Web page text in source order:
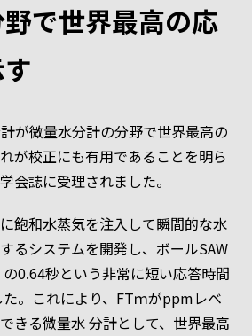
で世界最高の応
が微量水分計の分野で世界最高の
が校正にも有用であることを明ら
会誌に受理されました。
飽和水蒸気を注入して瞬間的な水
るシステムを開発し、ボールSAW
0.64秒という非常に短い応答時間
。これにより、FTｍがppmレベ
きる微量水 分計として、世界最高